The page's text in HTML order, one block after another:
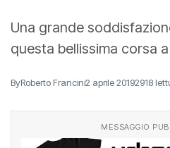
Una grande
questa bellissima corsa
ByRoberto Francini2 aprile 20192918
MESSAGGIO